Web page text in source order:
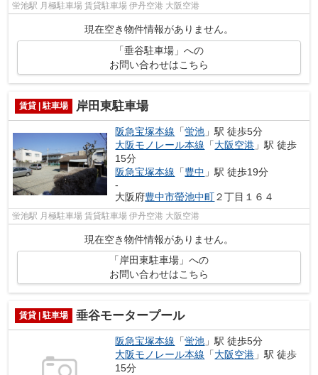
蛍池駅 月極駐車場 賃貸駐車場 伊丹空港 大阪空港
現在空き物件情報がありません。
「垂谷駐車場」への
お問い合わせはこちら
賃貸 | 駐車場 岸田東駐車場
阪急宝塚本線 「蛍池 」駅 徒歩5分
大阪モノレール本線 「大阪空港 」駅 徒歩
15分
阪急宝塚本線 「豊中 」駅 徒歩19分
-
大阪府豊中市螢池中町２丁目１６４
蛍池駅 月極駐車場 賃貸駐車場 伊丹空港 大阪空港
現在空き物件情報がありません。
「岸田東駐車場」への
お問い合わせはこちら
賃貸 | 駐車場 垂谷モータープール
阪急宝塚本線 「蛍池 」駅 徒歩5分
大阪モノレール本線 「大阪空港 」駅 徒歩
15分